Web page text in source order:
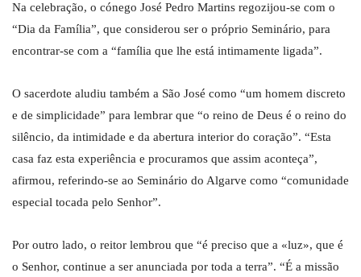
Na celebração, o cónego José Pedro Martins regozijou-se com o
“Dia da Família”, que considerou ser o próprio Seminário, para
encontrar-se com a “família que lhe está intimamente ligada”.
O sacerdote aludiu também a São José como “um homem discreto
e de simplicidade” para lembrar que “o reino de Deus é o reino do
silêncio, da intimidade e da abertura interior do coração”. “Esta
casa faz esta experiência e procuramos que assim aconteça”,
afirmou, referindo-se ao Seminário do Algarve como “comunidade
especial tocada pelo Senhor”.
Por outro lado, o reitor lembrou que “é preciso que a «luz», que é
o Senhor, continue a ser anunciada por toda a terra”. “É a missão